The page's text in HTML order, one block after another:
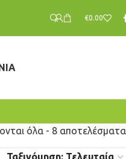
€0.00
όλα - 8 αποτελέσματα